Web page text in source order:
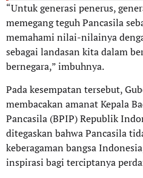
“Untuk generasi penerus,
memegang teguh Pancasila
memahami nilai-nilainya
sebagai landasan kita dalam
bernegara,” imbuhnya.
Pada kesempatan tersebut,
membacakan amanat Kepala
Pancasila (BPIP) Republik
ditegaskan bahwa Pancasila
keberagaman bangsa
inspirasi bagi terciptanya